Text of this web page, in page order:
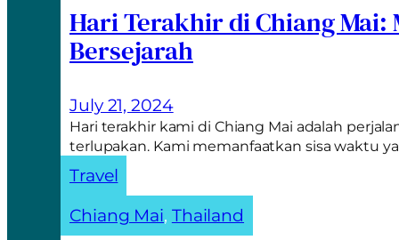
Hari Terakhir di Chiang Mai:
Bersejarah
July 21, 2024
Hari terakhir kami di Chiang Mai adalah
terlupakan. Kami memanfaatkan sisa waktu
Travel
Chiang Mai, Thailand